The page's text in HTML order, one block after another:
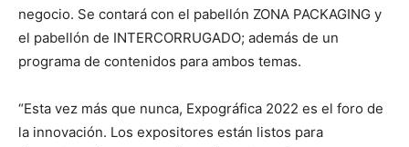
negocio. Se contará con el pabellón ZONA PACKAGING y
el pabellón de INTERCORRUGADO; además de un
programa de contenidos para ambos temas.
“Esta vez más que nunca, Expográfica 2022 es el foro de
la innovación. Los expositores están listos para